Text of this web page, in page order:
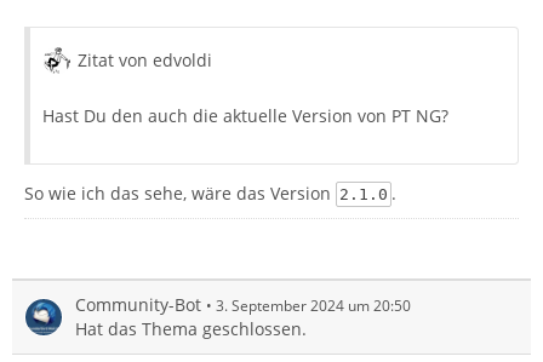
Zitat von edvoldi
Hast Du den auch die aktuelle Version von PT NG?
So wie ich das sehe, wäre das Version 2.1.0 .
Community-Bot 3. September 2024 um 20:50
Hat das Thema geschlossen.